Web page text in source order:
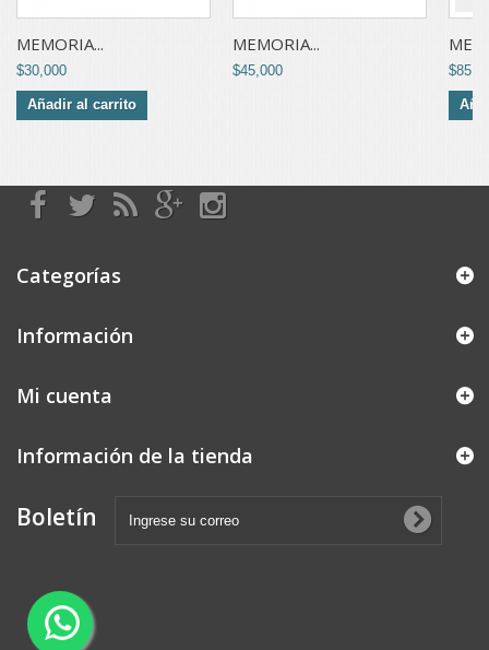
MEMORIA...
$30,000
Añadir al carrito
MEMORIA...
$45,000
Categorías
Información
Mi cuenta
Información de la tienda
Boletín